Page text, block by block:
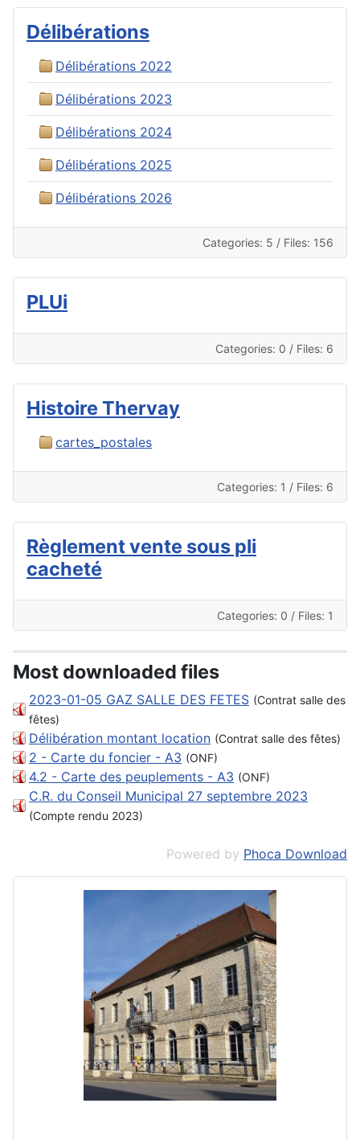
Délibérations
Délibérations 2022
Délibérations 2023
Délibérations 2024
Délibérations 2025
Délibérations 2026
Categories: 5 / Files: 156
PLUi
Categories: 0 / Files: 6
Histoire Thervay
cartes_postales
Categories: 1 / Files: 6
Règlement vente sous pli
cacheté
Categories: 0 / Files: 1
Most downloaded files
2023-01-05 GAZ SALLE DES FETES (Contrat salle des
fêtes)
Délibération montant location (Contrat salle des fêtes)
2 - Carte du foncier - A3 (ONF)
4.2 - Carte des peuplements - A3 (ONF)
C.R. du Conseil Municipal 27 septembre 2023
(Compte rendu 2023)
Powered by Phoca Download